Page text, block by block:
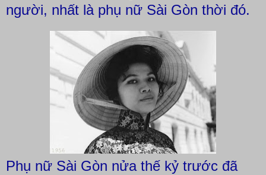
người, nhất là phụ nữ Sài Gòn thời đó.
Phụ nữ Sài Gòn nửa thế kỷ trước đã